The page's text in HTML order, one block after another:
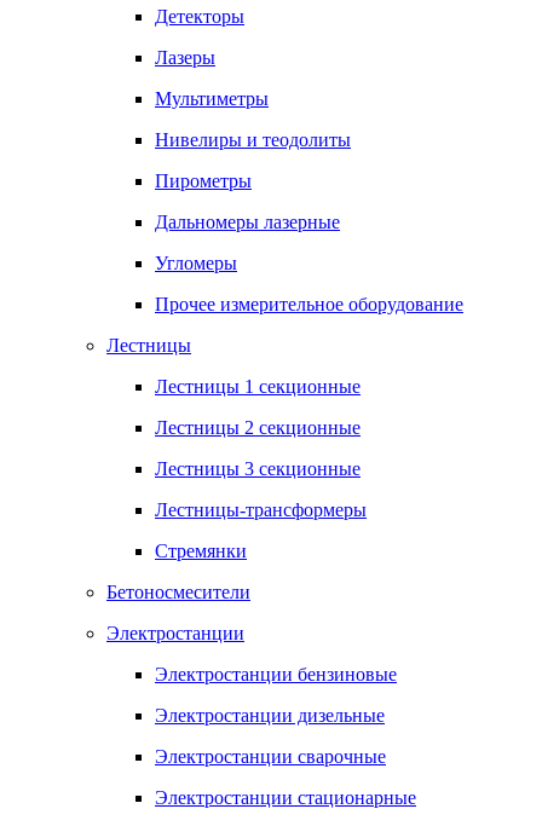
Детекторы
Лазеры
Мультиметры
Нивелиры и теодолиты
Пирометры
Дальномеры лазерные
Угломеры
Прочее измерительное оборудование
Лестницы
Лестницы 1 секционные
Лестницы 2 секционные
Лестницы 3 секционные
Лестницы-трансформеры
Стремянки
Бетоносмесители
Электростанции
Электростанции бензиновые
Электростанции дизельные
Электростанции сварочные
Электростанции стационарные